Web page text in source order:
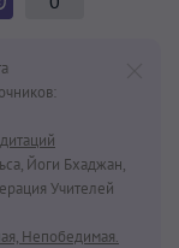
Йоги Бхаджан,
Учителей
Непобедимая.